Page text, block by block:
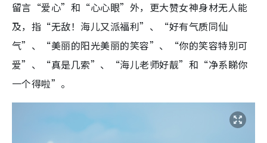
留言“爱心”和“心心眼”外，更大赞女神身材无人能
及，指“无敌！海儿又派福利”、“好有气质同仙
气”、“美丽的阳光美丽的笑容”、“你的笑容特别可
爱”、“真是几索”、“海儿老师好靓”和“净系睇你
一个得啦”。